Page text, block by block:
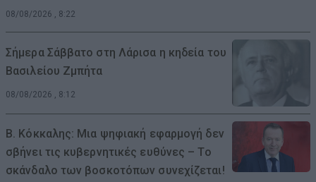
08/08/2026 , 8:22
Σήμερα Σάββατο στη Λάρισα η κηδεία του
Βασιλείου Ζμπήτα
08/08/2026 , 8:12
Β. Κόκκαλης: Μια ψηφιακή εφαρμογή δεν
σβήνει τις κυβερνητικές ευθύνες – Το
σκάνδαλο των βοσκοτόπων συνεχίζεται!